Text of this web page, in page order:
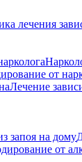
лечения
от
Лечение
запоя на дому
от